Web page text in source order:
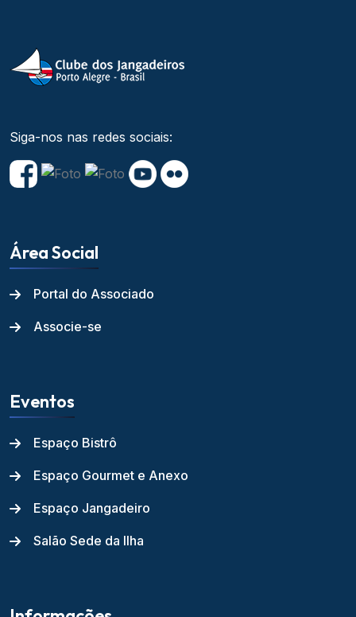
Siga-nos nas redes sociais:
Área Social
Portal do Associado
Associe-se
Eventos
Espaço Bistrô
Espaço Gourmet e Anexo
Espaço Jangadeiro
Salão Sede da Ilha